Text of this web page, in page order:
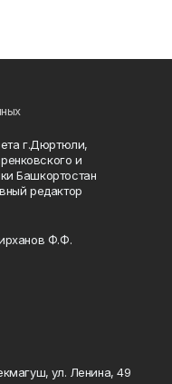
г.Дюртюли,
и
Башкортостан
редактор
Ф.Ф.
ул. Ленина, 49